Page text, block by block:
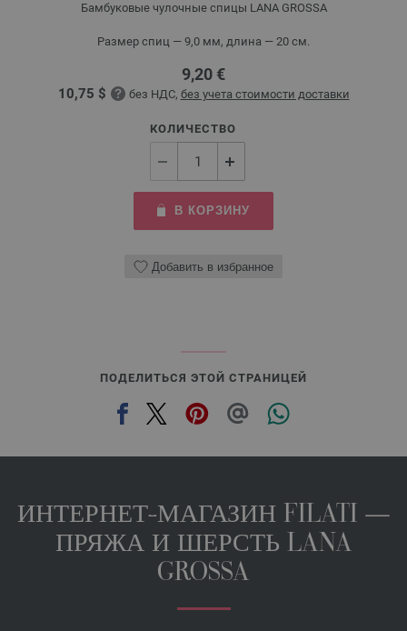
Бамбуковые чулочные спицы LANA GROSSA
Размер спиц — 9,0 мм, длина — 20 см.
9,20 €
10,75 $ без НДС, без учета стоимости доставки
КОЛИЧЕСТВО
В КОРЗИНУ
Добавить в избранное
ПОДЕЛИТЬСЯ ЭТОЙ СТРАНИЦЕЙ
ИНТЕРНЕТ-МАГАЗИН FILATI —
ПРЯЖА И ШЕРСТЬ LANA
GROSSA